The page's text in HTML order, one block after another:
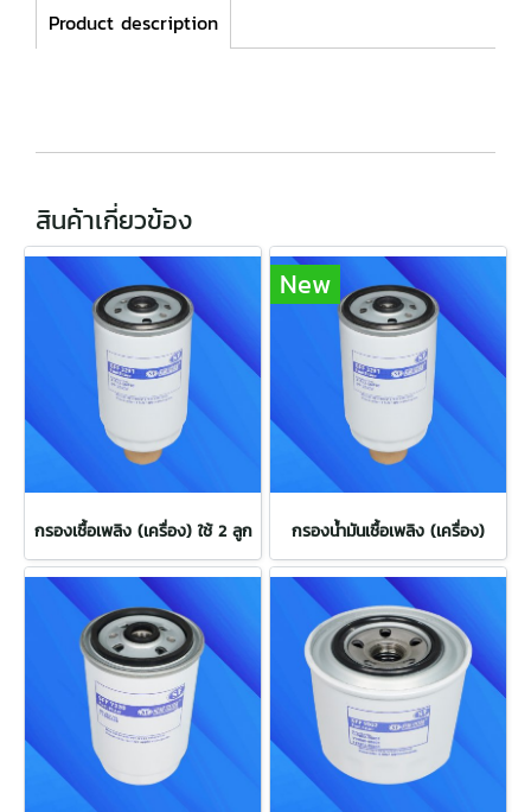
Product description
สินค้าเกี่ยวข้อง
กรองเชื้อเพลิง (เครื่อง) ใช้ 2 ลูก
New
กรองน้ำมันเชื้อเพลิง (เครื่อง)